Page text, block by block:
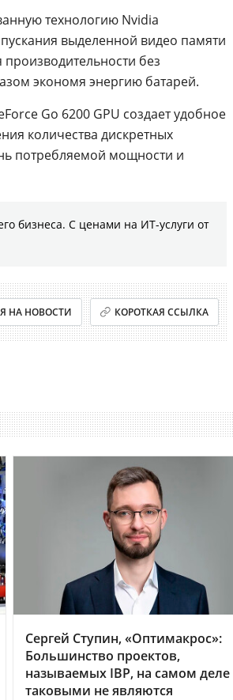
технологию Nvidia
выделенной видео памяти
без
экономя энергию батарей.
Go 6200 GPU создает удобное
количества дискретных
потребляемой мощности и
бизнеса. С ценами на ИТ-услуги от
НА НОВОСТИ КОРОТКАЯ ССЫЛКА
Сергей Ступин, «Оптимакрос»:
Большинство проектов,
называемых IBP, на самом деле
таковыми не являются